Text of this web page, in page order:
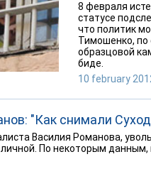
8 февраля
статусе
что политик
Тимошенко, по
образцовой
биде.
10 february
"Как снимали
Василия Романова,
По некоторым данным,